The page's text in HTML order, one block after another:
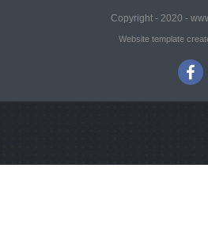
Copyright - 2020 -
Website template